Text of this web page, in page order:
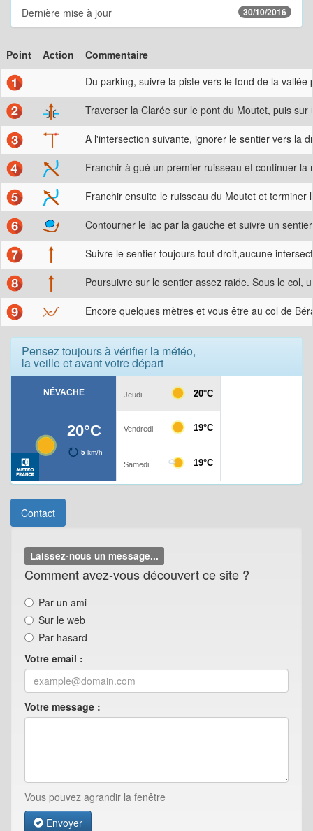
Dernière mise à jour 30/10/2016
Point Action
Commentaire
Du parking, suivre la piste vers le fond de la
Traverser la Clarée sur le pont du Moutet, puis
A l'intersection suivante, ignorer le sentier vers la
Franchir à gué un premier ruisseau et continuer la
Franchir ensuite le ruisseau du Moutet et terminer
Contourner le lac par la gauche et suivre un
Suivre le sentier toujours tout droit,aucune
Poursuivre sur le sentier assez raide. Sous le col,
Encore quelques mètres et vous être au col de
Pensez toujours à vérifier la météo,
la veille et avant votre départ
Contact
Laissez-nous un message...
Comment avez-vous découvert ce site ?
Par un ami
Sur le web
Par hasard
Votre email :
Votre message :
Vous pouvez agrandir la fenêtre
Envoyer